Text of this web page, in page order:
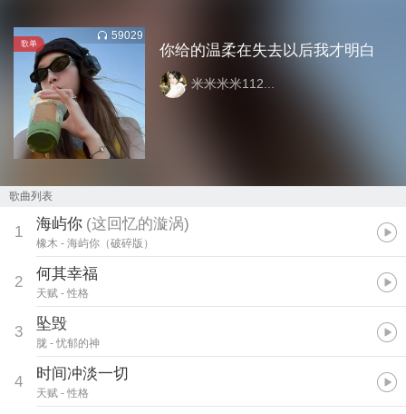
歌单
59029
你给的温柔在失去以后我才明白
米米米米112...
歌曲列表
1 海屿你 (这回忆的漩涡)
橡木 - 海屿你（破碎版）
2 何其幸福
天赋 - 性格
3 坠毁
胧 - 忧郁的神
4 时间冲淡一切
天赋 - 性格